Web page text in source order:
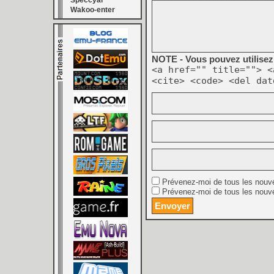
Wakoo-enter
NOTE - Vous pouvez
<a href="" title="">
<cite> <code> <del
Prévenez-moi de tous les
Prévenez-moi de tous les